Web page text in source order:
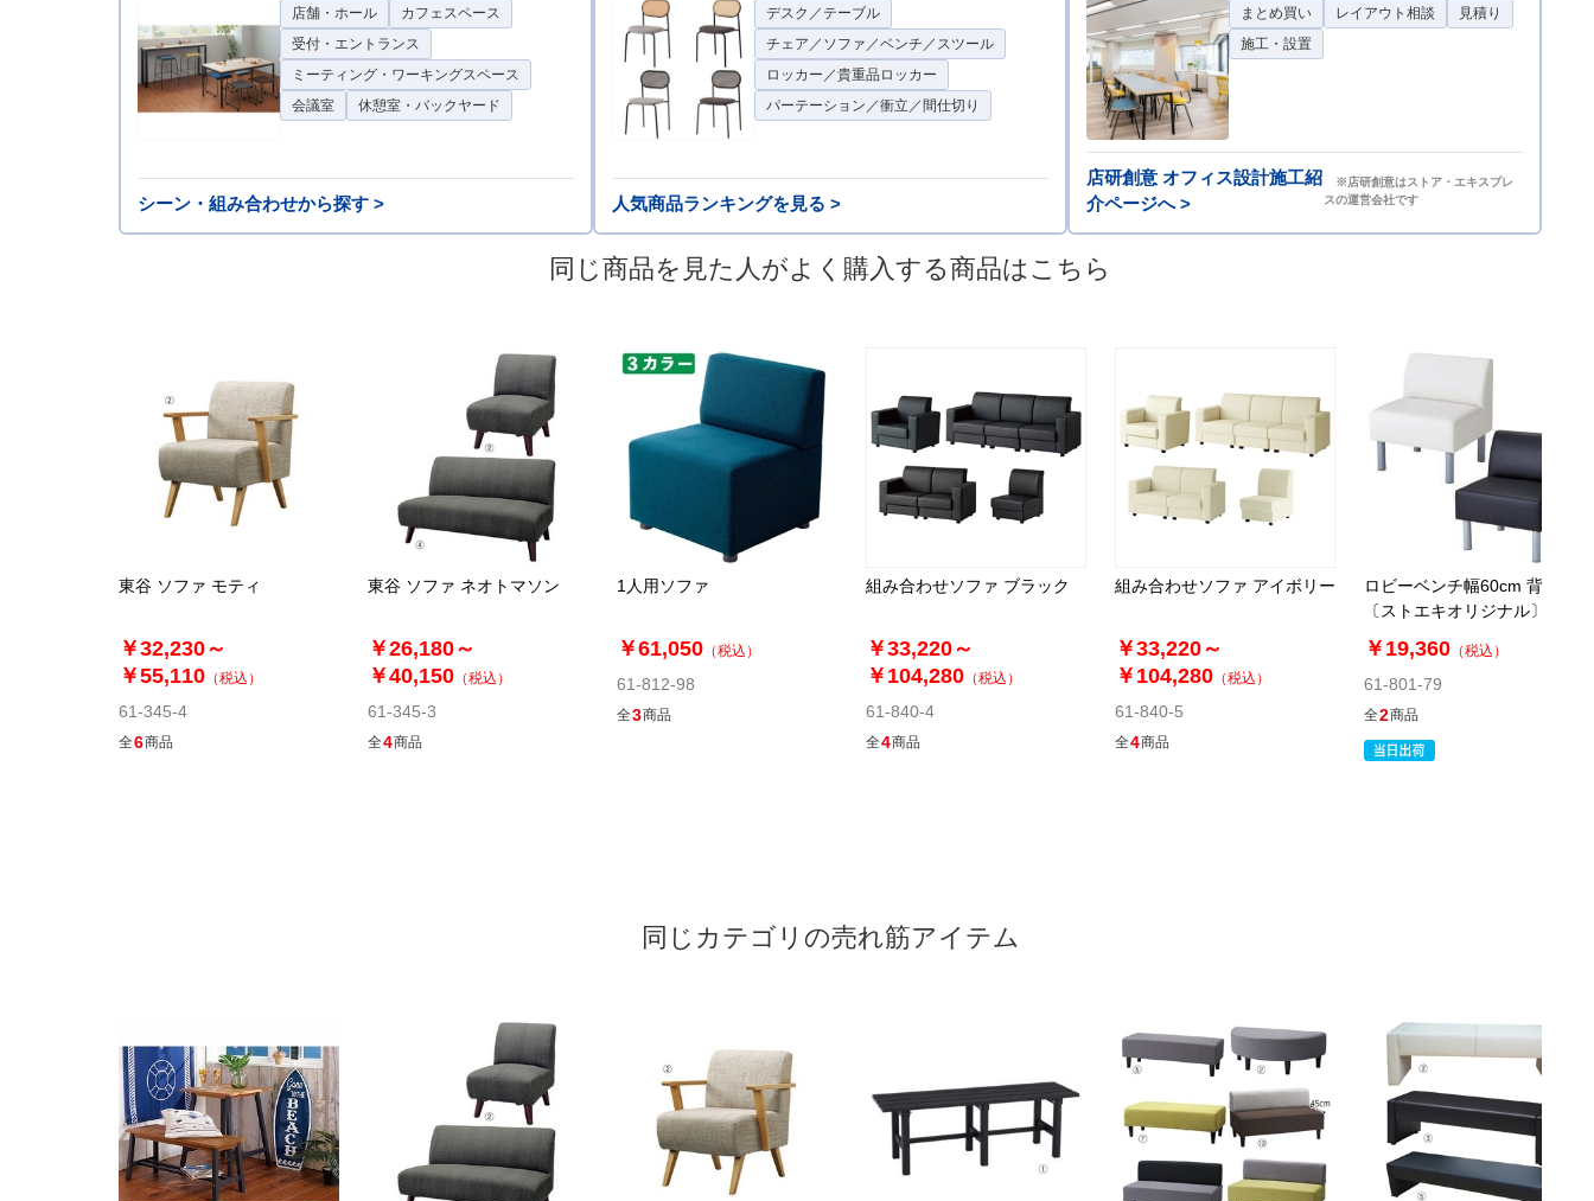
税抜 ￥50,100￥55,110
08月20日頃の出荷
大型運賃D
代引き×
【大型運賃D】1点毎に税込3,828円(沖縄・離島
8,778円、北海道7,007円)（送料無料等のキャン
ペーン対象外）
店舗・ホール
カフェスペース
受付・エントランス
ミーティング・ワーキングスペース
会議室
休憩室・バックヤード
シーン・組み合わせから探す >
デスク／テーブル
チェア／ソファ／ベンチ／スツール
ロッカー／貴重品ロッカー
パーテーション／衝立／間仕切り
人気商品ランキングを見る >
まとめ買い レイアウト相談
見積り
施工・設置
店研創意 オフィス設計施工紹
介ページへ >
※店研創意はストア・エキスプレ
スの運営会社です
同じ商品を見た人がよく購入する商品はこちら
東谷 ソファ モティ
￥32,230～
￥55,110 （税込）
61-345-4
全6商品
東谷 ソファ ネオトマソン
￥26,180～
￥40,150 （税込）
61-345-3
全4商品
1人用ソファ
￥61,050 （税込）
61-812-98
全3商品
組み合わせソファ ブラック
￥33,220～
￥104,280 （税込）
61-840-4
全4商品
組み合わせソファ アイボリー
￥33,220～
￥104,280 （税込）
61-840-5
全4商品
ロビーベンチ幅60cm 背付き
〔ストエキオリジナル〕
￥19,360 （税込）
61-801-79
全2商品
同じカテゴリの売れ筋アイテム